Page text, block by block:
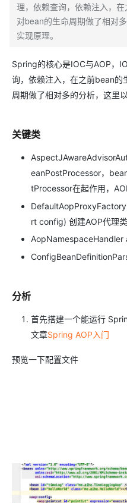
理，依赖查询，依赖注入，
对bean的生命周期做了相对
实现原理。
Spring的核心是IOC与AOP，
询，依赖注入，在之前bean的
周期做了相对多的分析，这里
关键类
eanPostProcessor，
tProcessor在起作用，
rt config) 创建AOP代理
AopNamespaceHandler
分析
首先搭建一个能运行
文章Spring AOP入门
预览一下配置文件